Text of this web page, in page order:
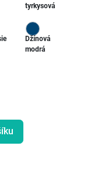
tyrkysová
Džínová
modrá